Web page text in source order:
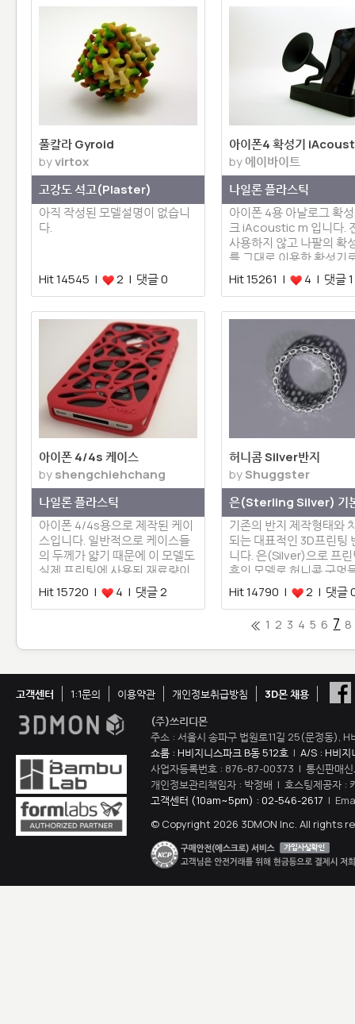
풀칼라 Gyroid
byvirtox
고강도 석고(Plaster)
아직 작성된 모델설명이 없습니
다.
Hit 14545 | 2 | 댓글 0
아이폰4 확성기
by에이바이트
나일론 플라스틱
아이폰 4용 아날로그 확
크 iAcoustic m 입니다.
사용하지 않고 나팔의 확
를 그대로 이용한 확성기
폰 충…
Hit 15261 | 4 | 댓글 1
아이폰 4/4s 케이스
byshengchiehchang
나일론 플라스틱
아이폰 4/4s용으로 제작된 케이
스입니다. 일반적으로 케이스들
의 두께가 얇기 때문에 이 모델도
실제 프린팅에 사용된 재료량이
…
Hit 15720 | 4 | 댓글 2
허니콤 Silver반지
byShuggster
은(Sterling Silver) 기
기존의 반지 제작형태와
되는 대표적인 3D프린팅
니다. 은(Silver)으로 프
후의 모델로 허니콤 구멍
상…
Hit 14790 | 2 | 댓글
1 2 3 4 5 6 7 8
고객센터 1:1문의 이용약관 개인정보취급방침
3D몬 채용
(주)쓰리디몬
주소 : 서울시 송파구 법원로11길 25(문정동),
쇼룸 : H비지니스파크 B동 512호 | A/S : H비지
사업자등록번호 : 876-87-00373 | 통신판매
개인정보관리책임자 : 박정배 | 호스팅제공자 :
고객센터 (10am~5pm) : 02-546-2617 |
© Copyright 2026 3DMON Inc. All rights